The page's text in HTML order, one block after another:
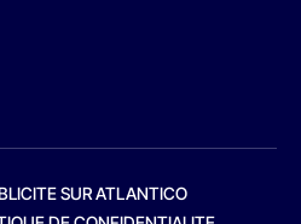
SUR ATLANTICO